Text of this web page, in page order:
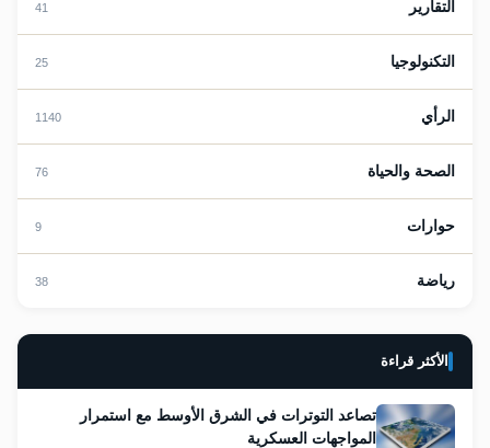
التقارير 41
التكنولوجيا 25
الرأي 1140
الصحة والحياة 76
حوارات 9
رياضة 38
الأكثر قراءة
تصاعد التوترات في الشرق الأوسط مع استمرار
المواجهات العسكرية